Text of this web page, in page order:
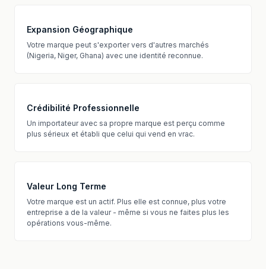
Expansion Géographique
Votre marque peut s'exporter vers d'autres marchés
(Nigeria, Niger, Ghana) avec une identité reconnue.
Crédibilité Professionnelle
Un importateur avec sa propre marque est perçu comme
plus sérieux et établi que celui qui vend en vrac.
Valeur Long Terme
Votre marque est un actif. Plus elle est connue, plus votre
entreprise a de la valeur - même si vous ne faites plus les
opérations vous-même.